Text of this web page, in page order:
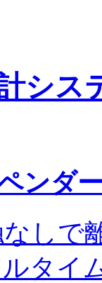
シス
ンダ
しで
タイ